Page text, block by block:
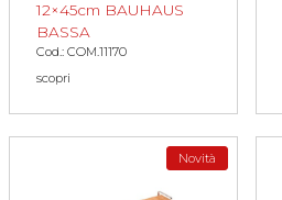
12×45cm BAUHAUS
BASSA
Cod.: COM.11170
scopri
Novità